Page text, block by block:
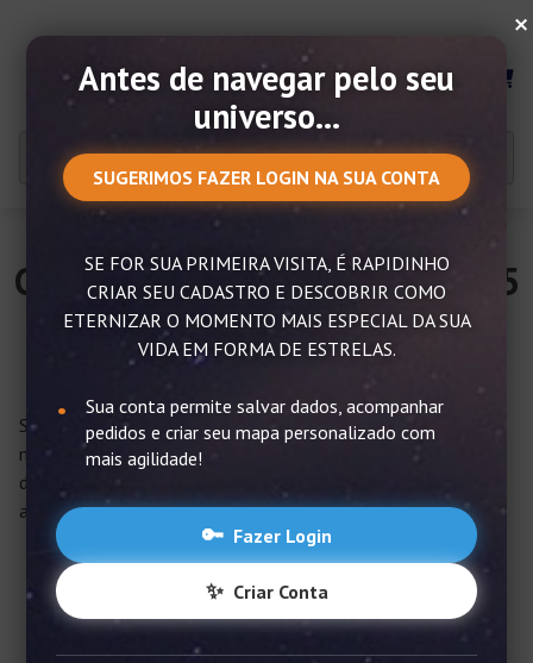
Como fazer a mulher feliz – 15
dicas infalíveis
Se você deseja saber como fazer uma mulher feliz, saiba que
não tem muito espaço para erro. Embora as mulheres sejam
diferentes umas das outras, algumas atitudes simples
agradam a todas e são certeiras.
×
Antes de navegar pelo seu
universo...
SUGERIMOS FAZER LOGIN NA SUA CONTA
SE FOR SUA PRIMEIRA VISITA, É RAPIDINHO
CRIAR SEU CADASTRO E DESCOBRIR COMO
ETERNIZAR O MOMENTO MAIS ESPECIAL DA SUA
VIDA EM FORMA DE ESTRELAS.
Sua conta permite salvar dados, acompanhar
pedidos e criar seu mapa personalizado com
mais agilidade!
🔑 Fazer Login
✨ Criar Conta